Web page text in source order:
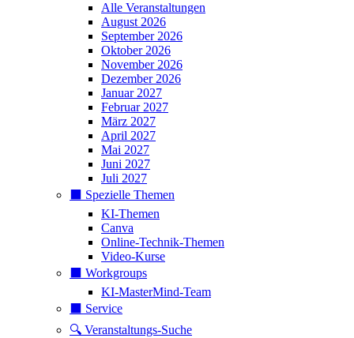
Alle Veranstaltungen
August 2026
September 2026
Oktober 2026
November 2026
Dezember 2026
Januar 2027
Februar 2027
März 2027
April 2027
Mai 2027
Juni 2027
Juli 2027
⬛️ Spezielle Themen
KI-Themen
Canva
Online-Technik-Themen
Video-Kurse
⬛️ Workgroups
KI-MasterMind-Team
⬛️ Service
🔍 Veranstaltungs-Suche